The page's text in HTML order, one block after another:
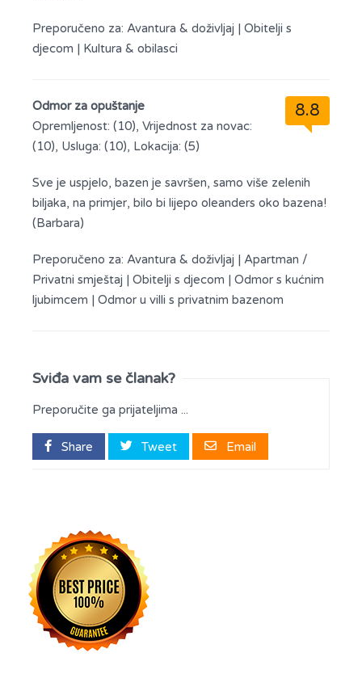
Preporučeno za: Avantura & doživljaj | Obitelji s
djecom | Kultura & obilasci
8.8
Odmor za opuštanje
Opremljenost: (10), Vrijednost za novac:
(10), Usluga: (10), Lokacija: (5)
Sve je uspjelo, bazen je savršen, samo više zelenih
biljaka, na primjer, bilo bi lijepo oleanders oko bazena!
(Barbara)
Preporučeno za: Avantura & doživljaj | Apartman /
Privatni smještaj | Obitelji s djecom | Odmor s kućnim
ljubimcem | Odmor u villi s privatnim bazenom
Sviđa vam se članak?
Preporučite ga prijateljima ...
Share Tweet Email